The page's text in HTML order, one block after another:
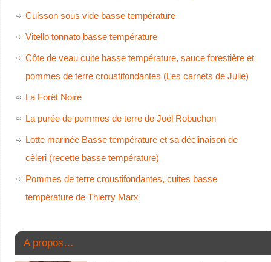
Cuisson sous vide basse température
Vitello tonnato basse température
Côte de veau cuite basse température, sauce forestière et
pommes de terre croustifondantes (Les carnets de Julie)
La Forêt Noire
La purée de pommes de terre de Joël Robuchon
Lotte marinée Basse température et sa déclinaison de
cèleri (recette basse température)
Pommes de terre croustifondantes, cuites basse
température de Thierry Marx
A propos…